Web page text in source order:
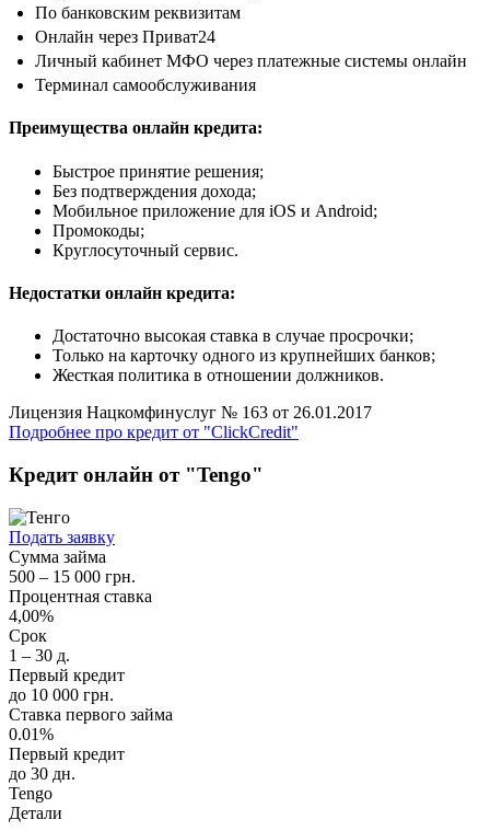
По банковским реквизитам
Онлайн через Приват24
Личный кабинет МФО через платежные системы онлайн
Терминал самообслуживания
Преимущества онлайн кредита:
Быстрое принятие решения;
Без подтверждения дохода;
Мобильное приложение для iOS и Android;
Промокоды;
Круглосуточный сервис.
Недостатки онлайн кредита:
Достаточно высокая ставка в случае просрочки;
Только на карточку одного из крупнейших банков;
Жесткая политика в отношении должников.
Лицензия Нацкомфинуслуг № 163 от 26.01.2017
Подробнее про кредит от "ClickCredit"
Кредит онлайн от "Tengo"
Подать заявку
Сумма займа
500 – 15 000 грн.
Процентная ставка
4,00%
Срок
1 – 30 д.
Первый кредит
до 10 000 грн.
Ставка первого займа
0.01%
Первый кредит
до 30 дн.
Tengo
Детали